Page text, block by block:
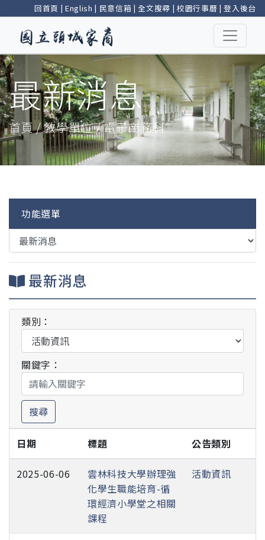
回首頁 | English | 民意信箱 |全文搜尋 | 校園行事曆 |登入後台
最新消息
首頁 / 教學單位 / 電子商務科
功能選單
最新消息
類別：
關鍵字：
搜尋
日期 標題 公告類別
2025-06-06
雲林科技大學辦理強
化學生職能培育-循
環經濟小學堂之相關
課程
活動資訊